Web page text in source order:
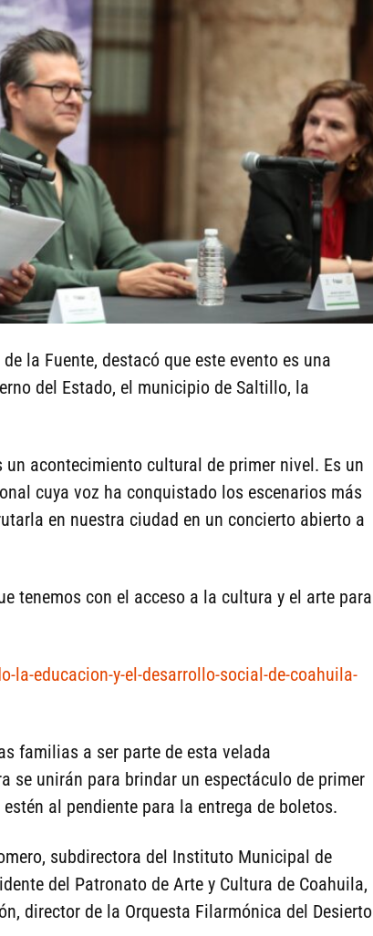
la Fuente, destacó que este evento es una
del Estado, el municipio de Saltillo, la
un acontecimiento cultural de primer nivel. Es un
cuya voz ha conquistado los escenarios más
en nuestra ciudad en un concierto abierto a
tenemos con el acceso a la cultura y el arte para
la-educacion-y-el-desarrollo-social-de-coahuila-
familias a ser parte de esta velada
se unirán para brindar un espectáculo de primer
al pendiente para la entrega de boletos.
subdirectora del Instituto Municipal de
del Patronato de Arte y Cultura de Coahuila,
director de la Orquesta Filarmónica del Desierto